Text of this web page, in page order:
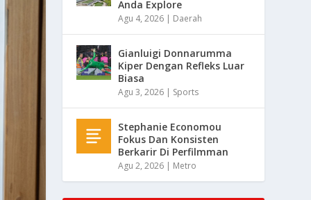
Anda Explore
Agu 4, 2026 | Daerah
Gianluigi Donnarumma
Kiper Dengan Refleks Luar
Biasa
Agu 3, 2026 | Sports
Stephanie Economou
Fokus Dan Konsisten
Berkarir Di Perfilmman
Agu 2, 2026 | Metro